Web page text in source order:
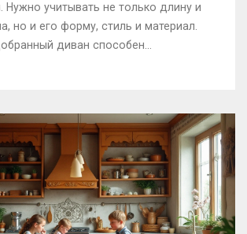
Нужно учитывать не только длину и
но и его форму, стиль и материал.
диван способен
гостиной.